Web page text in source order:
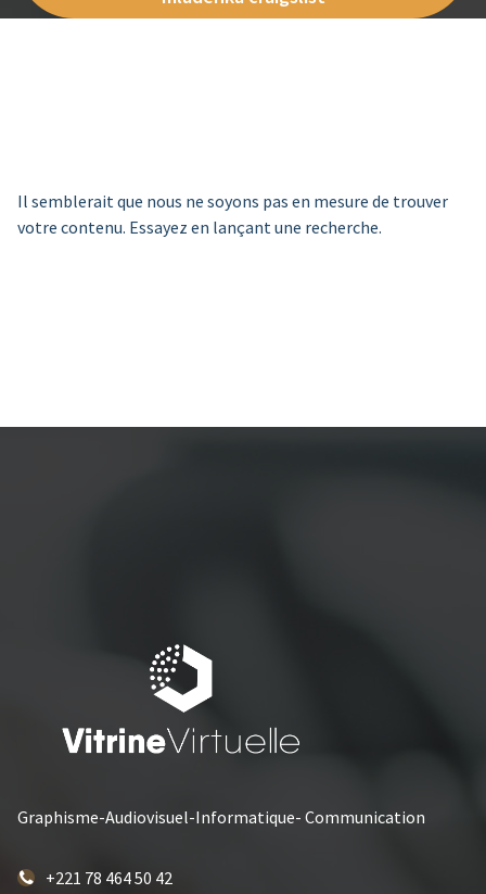
Il semblerait que nous ne soyons pas en mesure de trouver
votre contenu. Essayez en lançant une recherche.
Graphisme-Audiovisuel-Informatique- Communication
+221 78 464 50 42